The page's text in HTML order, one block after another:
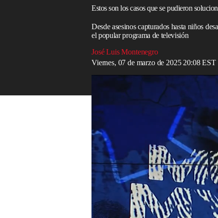
Estos son los casos que se pudieron
Desde asesinos capturados hasta niños
el popular programa de televisión
José Luis Montenegro
Viernes, 07 de marzo de 2025 20:08 EST
Murder Mystery: Ivan Maik
Entre 1987 y 2002, un popular
hito en las producciones encargadas de
En esos 15 años, la leyenda de la
que se presentaron al menos 1.300
desaparecidos que se reúnen con sus
casos sí pudieron resolverse gracias al
En 2008,Spike TV Paramount
presentado por la fallecida estrella,
propio y anunció el lanzamiento de
demanda.